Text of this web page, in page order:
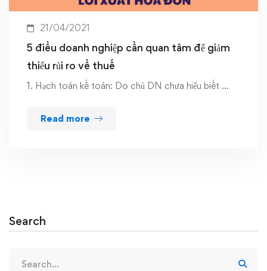
21/04/2021
5 điều doanh nghiệp cần quan tâm để giảm
thiểu rủi ro về thuế
1. Hạch toán kế toán: Do chủ DN chưa hiểu biết …
Read more
Search